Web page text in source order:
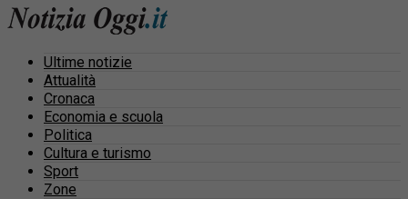
Ultime notizie
Attualità
Cronaca
Economia e scuola
Politica
Cultura e turismo
Sport
Zone